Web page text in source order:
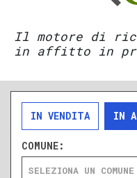
Il motore di
in affitto in
IN VENDITA IN
COMUNE:
SELEZIONA UN COMUNE